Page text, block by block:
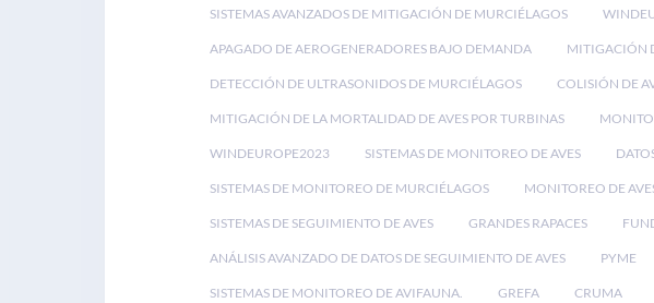
SISTEMAS AVANZADOS DE MITIGACIÓN DE MURCIÉLAGOS
APAGADO DE AEROGENERADORES BAJO DEMANDA MITIGACIÓN
DETECCIÓN DE ULTRASONIDOS DE MURCIÉLAGOS COLISIÓN DE
MITIGACIÓN DE LA MORTALIDAD DE AVES POR TURBINAS
WINDEUROPE2023 SISTEMAS DE MONITOREO DE AVES
SISTEMAS DE MONITOREO DE MURCIÉLAGOS MONITOREO DE
SISTEMAS DE SEGUIMIENTO DE AVES GRANDES RAPACES
ANÁLISIS AVANZADO DE DATOS DE SEGUIMIENTO DE AVES PYME
SISTEMAS DE MONITOREO DE AVIFAUNA. GREFA CRUMA